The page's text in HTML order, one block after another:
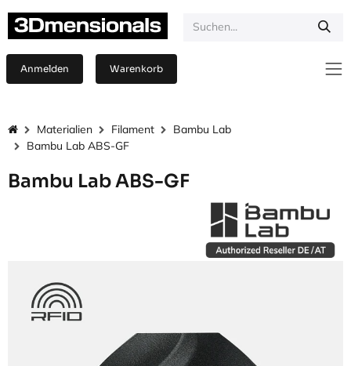
Anmelden Warenkorb
Materialien Filament
Bambu Lab
Bambu Lab ABS-GF
Bambu Lab ABS-GF